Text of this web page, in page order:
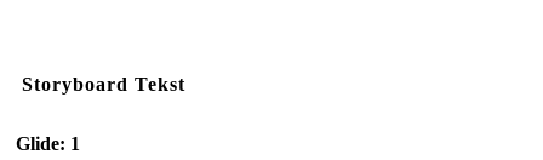
Storyboard Tekst
Glide: 1